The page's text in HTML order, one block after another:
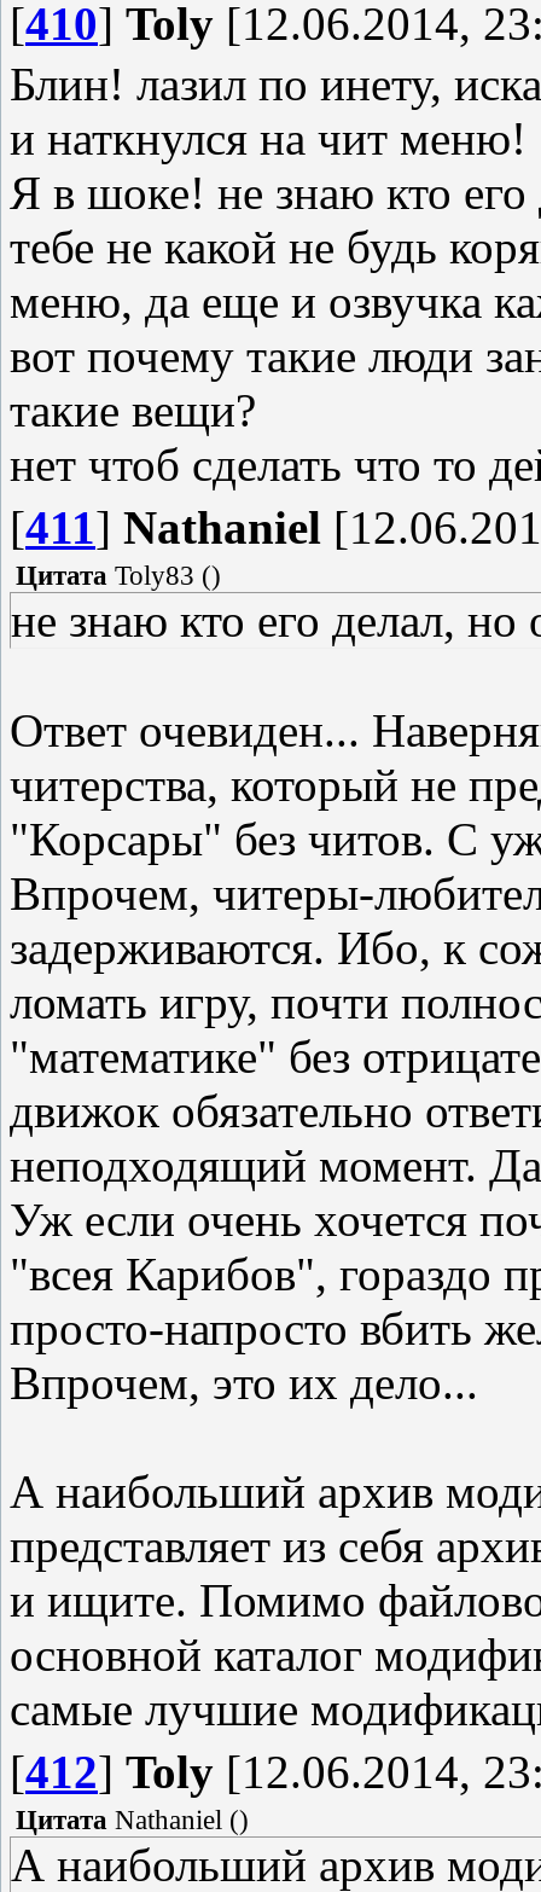
[410] Toly [12.06.2014,
Блин! лазил по инету,
и наткнулся на чит меню!
Я в шоке! не знаю кто его
тебе не какой не будь
меню, да еще и озвучка
вот почему такие люди
такие вещи?
нет чтоб сделать что то
[411] Nathaniel
Цитата Toly83 ()
не знаю кто его делал, но
Ответ очевиден...
читерства, который не
"Корсары" без читов. С
Впрочем, читеры-
задерживаются. Ибо, к
ломать игру, почти
"математике" без
движок обязательно
неподходящий момент.
Уж если очень хочется
"всея Карибов", гораздо
просто-напросто вбить
Впрочем, это их дело...
А наибольший архив
представляет из себя
и ищите. Помимо
основной каталог
самые лучшие
[412] Toly [12.06.2014,
Цитата Nathaniel ()
А наибольший архив